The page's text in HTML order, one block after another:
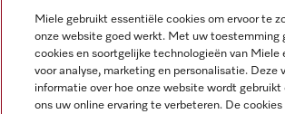
Miele op Facebook
Miele op Youtube
Miele op Instagram
Miele op Pinterest
Miele gebruikt essentiële cookies om ervoor te
onze website goed werkt. Met uw toestemming
cookies en soortgelijke technologieën van Miele
voor analyse, marketing en personalisatie. Deze
informatie over hoe onze website wordt gebruikt
ons uw online ervaring te verbeteren. De cookies